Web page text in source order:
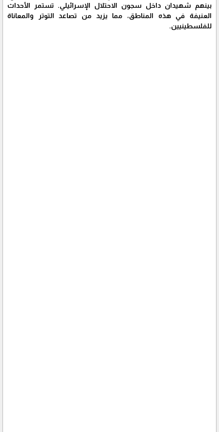
بينهم شهيدان داخل سجون الاحتلال الإسرائيلي. تستمر الأحداث
العنيفة في هذه المناطق، مما يزيد من تصاعد التوتر والمعاناة
للفلسطينيين.